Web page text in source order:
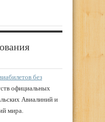
без
официальных
Авиалиний и
мира.